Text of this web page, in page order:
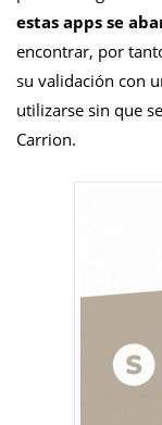
estas apps se
encontrar, por
su validación con
utilizarse sin que
Carrion.